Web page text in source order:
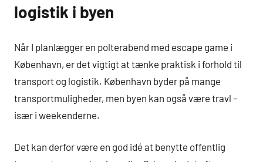
logistik i byen
Når I planlægger en polterabend med escape game i
København, er det vigtigt at tænke praktisk i forhold til
transport og logistik. København byder på mange
transportmuligheder, men byen kan også være travl –
især i weekenderne.
Det kan derfor være en god idé at benytte offentlig